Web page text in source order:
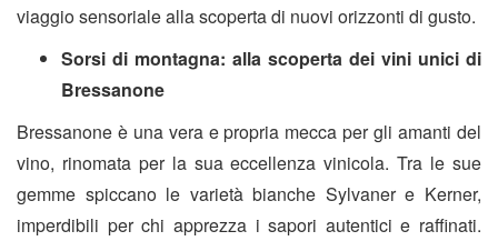
viaggio sensoriale alla scoperta di nuovi orizzonti di gusto.
Sorsi di montagna: alla scoperta dei vini unici di
Bressanone
Bressanone è una vera e propria mecca per gli amanti del
vino, rinomata per la sua eccellenza vinicola. Tra le sue
gemme spiccano le varietà bianche Sylvaner e Kerner,
imperdibili per chi apprezza i sapori autentici e raffinati.